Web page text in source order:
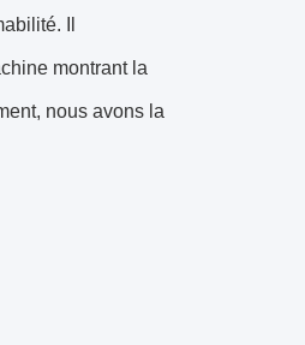
Il
montrant la
nous avons la